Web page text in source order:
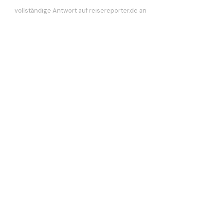
vollständige Antwort auf reisereporter.de an